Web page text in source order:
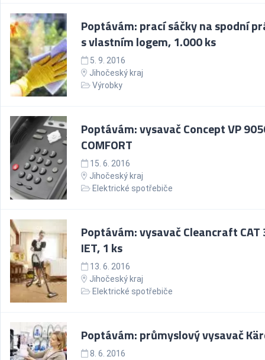
Poptávám: prací sáčky na spodní
s vlastním logem, 1.000 ks
5. 9. 2016
Jihočeský kraj
Výrobky
Poptávám: vysavač Concept VP
COMFORT
15. 6. 2016
Jihočeský kraj
Elektrické spotřebiče
Poptávám: vysavač Cleancraft CAT
IET, 1 ks
13. 6. 2016
Jihočeský kraj
Elektrické spotřebiče
Poptávám: průmyslový vysavač
8. 6. 2016